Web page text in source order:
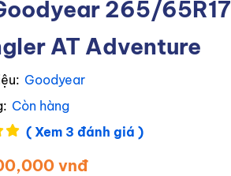
265/65R17
AT Adventure
Goodyear
Còn hàng
( Xem 3 đánh giá )
vnđ